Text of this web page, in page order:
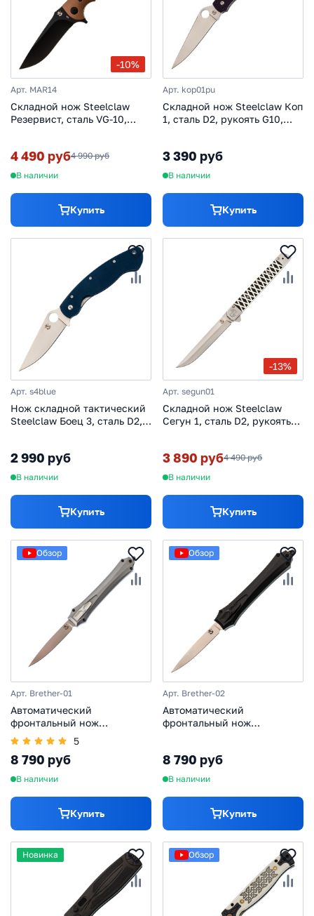
-10%
Арт. MAR14
Складной нож Steelclaw
Резервист, сталь VG-10,
4 490 руб4 990 руб
В наличии
Купить
Арт. kop01pu
Складной нож Steelclaw Коп
1, сталь D2, рукоять G10,
3 390 руб
В наличии
Купить
Арт. s4blue
Нож складной тактический
Steelclaw Боец 3, сталь D2,
2 990 руб
В наличии
Купить
-13%
Арт. segun01
Складной нож Steelclaw
Сегун 1, сталь D2, рукоять
3 890 руб4 490 руб
В наличии
Купить
Обзор
Арт. Brether-01
Автоматический
фронтальный нож
Бретер-01, сталь D2,
рукоять алюминий, серый
5
8 790 руб
В наличии
Купить
Обзор
Арт. Brether-02
Автоматический
фронтальный нож
8 790 руб
В наличии
Купить
Новинка Обзор